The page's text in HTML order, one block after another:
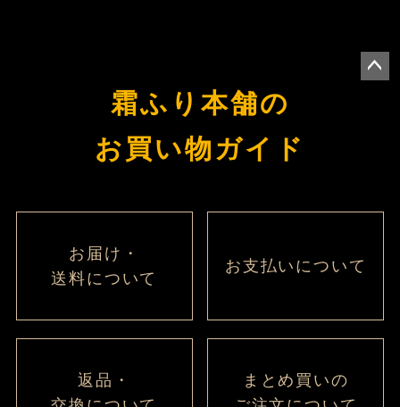
霜ふり本舗の
お買い物ガイド
お届け・
送料について
お支払いについて
返品・
まとめ買いの